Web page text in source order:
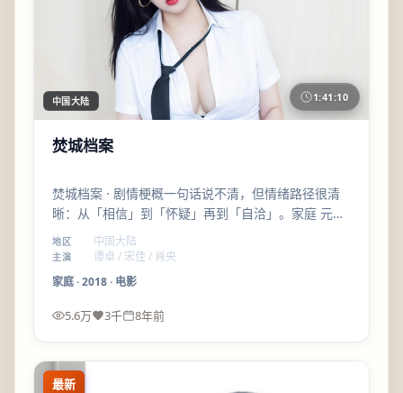
中国大陆 1:41:10
焚城档案
焚城档案 · 剧情梗概一句话说不清，但情绪路径很清
晰：从「相信」到「怀疑」再到「自洽」。家庭 元素
服务人物，而不是反过来。
地区 中国大陆
主演
谭卓 / 宋佳 / 肖央
家庭·2018· 电影
5.6万 3千 8年前
最新